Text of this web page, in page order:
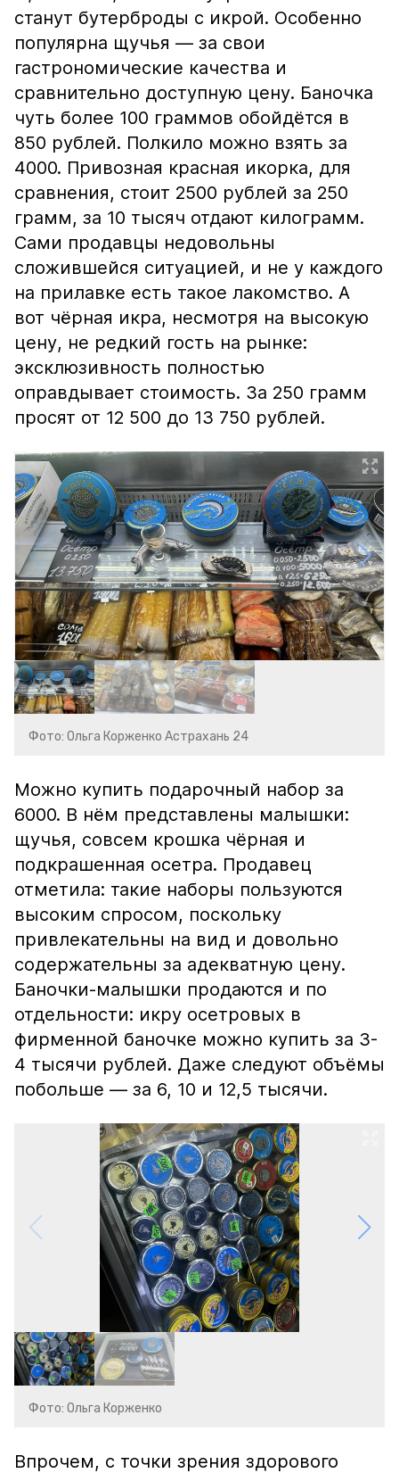
станут бутерброды с икрой. Особенно
популярна щучья — за свои
гастрономические качества и
сравнительно доступную цену. Баночка
чуть более 100 граммов обойдётся в
850 рублей. Полкило можно взять за
4000. Привозная красная икорка, для
сравнения, стоит 2500 рублей за 250
грамм, за 10 тысяч отдают килограмм.
Сами продавцы недовольны
сложившейся ситуацией, и не у каждого
на прилавке есть такое лакомство. А
вот чёрная икра, несмотря на высокую
цену, не редкий гость на рынке:
эксклюзивность полностью
оправдывает стоимость. За 250 грамм
просят от 12 500 до 13 750 рублей.
Фото: Ольга Корженко Астрахань 24
Можно купить подарочный набор за
6000. В нём представлены малышки:
щучья, совсем крошка чёрная и
подкрашенная осетра. Продавец
отметила: такие наборы пользуются
высоким спросом, поскольку
привлекательны на вид и довольно
содержательны за адекватную цену.
Баночки-малышки продаются и по
отдельности: икру осетровых в
фирменной баночке можно купить за 3-
4 тысячи рублей. Даже следуют объёмы
побольше — за 6, 10 и 12,5 тысячи.
Фото: Ольга Корженко
Впрочем, с точки зрения здорового